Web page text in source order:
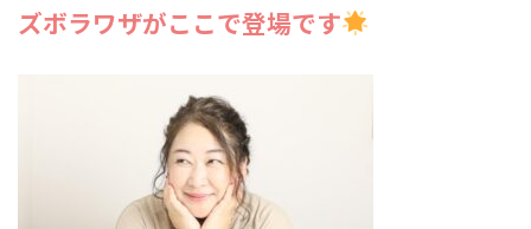
ズボラワザがここで登場です